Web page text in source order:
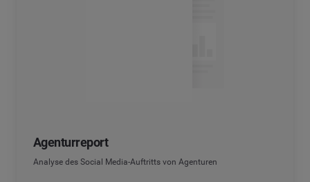
Agenturreport
Analyse des Social Media-Auftritts von Agenturen